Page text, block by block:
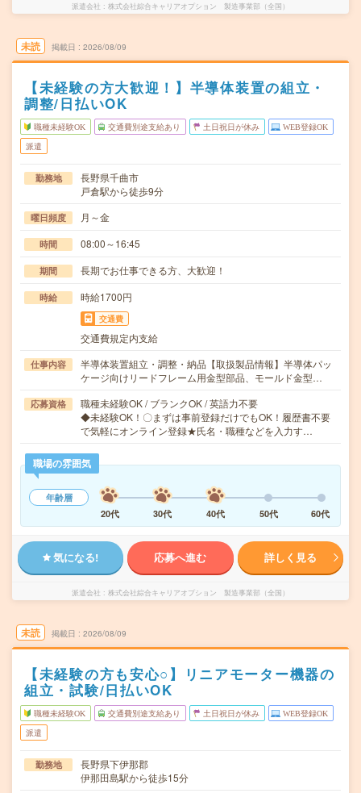
派遣会社 株式会社綜合キャリアオプション 製造事業部（全国）
未読 掲載日 2026/08/09
【未経験の方大歓迎！】半導体装置の組立・
調整/日払いOK
職種未経験OK 交通費別途支給あり 土日祝日が休み WEB登録OK
派遣
勤務地
長野県千曲市
戸倉駅から徒歩9分
曜日頻度 月～金
時間 08:00～16:45
期間 長期でお仕事できる方、大歓迎！
時給 時給1700円
交通費
交通費規定内支給
仕事内容
半導体装置組立・調整・納品【取扱製品情報】半導体パッ
ケージ向けリードフレーム用金型部品、モールド金型…
応募資格
職種未経験OK / ブランクOK / 英語力不要
◆未経験OK！〇まずは事前登録だけでもOK！履歴書不要
で気軽にオンライン登録★氏名・職種などを入力す…
職場の雰囲気
年齢層
20代
30代 40代 50代 60代
気になる! 応募へ進む 詳しく見る
派遣会社 株式会社綜合キャリアオプション 製造事業部（全国）
未読 掲載日 2026/08/09
【未経験の方も安心○】リニアモーター機器の
組立・試験/日払いOK
職種未経験OK 交通費別途支給あり 土日祝日が休み WEB登録OK
派遣
勤務地
長野県下伊那郡
伊那田島駅から徒歩15分